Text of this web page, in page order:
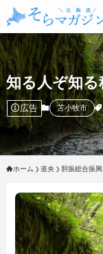
知る人ぞ知る
広告 苫小牧市
ホーム 道央 胆振総合振